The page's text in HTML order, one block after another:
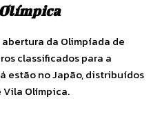
da Olimpíada de
classificados para a
estão no Japão, distribuídos
Vila Olímpica.